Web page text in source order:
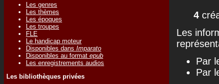
Les genres
Les thèmes
Les époques
Les troupes
FLE
Le handicap moteur
Disponibles dans Imparato
Disponibles au format epub
Les enregistrements audios
Les bibliothèques privées
4
Les
Par
Par